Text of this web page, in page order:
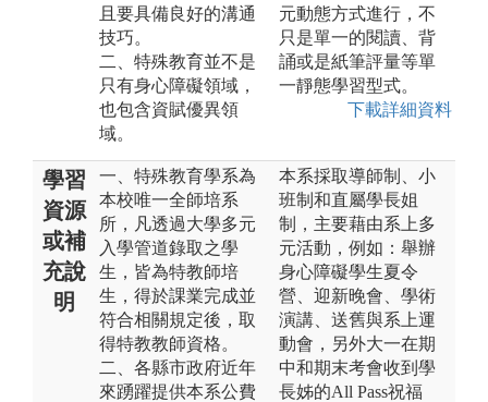
且要具備良好的溝通
技巧。
二、特殊教育並不是
只有身心障礙領域，
也包含資賦優異領
域。
元動態方式進行，不
只是單一的閱讀、背
誦或是紙筆評量等單
一靜態學習型式。
下載詳細資料
學習
資源
或補
充說
明
一、特殊教育學系為
本校唯一全師培系
所，凡透過大學多元
入學管道錄取之學
生，皆為特教師培
生，得於課業完成並
符合相關規定後，取
得特教教師資格。
二、各縣市政府近年
來踴躍提供本系公費
本系採取導師制、小
班制和直屬學長姐
制，主要藉由系上多
元活動，例如：舉辦
身心障礙學生夏令
營、迎新晚會、學術
演講、送舊與系上運
動會，另外大一在期
中和期末考會收到學
長姊的All Pass祝福